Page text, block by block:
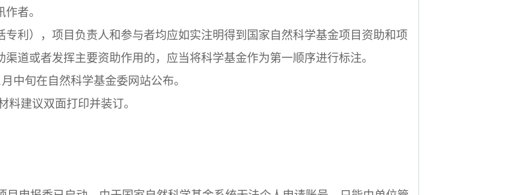
者。
专利），项目负责人和参与者均应如实注明得到国家自然科学基金项目资助和项
道或者发挥主要资助作用的，应当将科学基金作为第一顺序进行标注。
月中旬在自然科学基金委网站公布。
料建议双面打印并装订。